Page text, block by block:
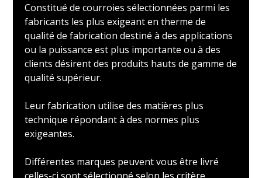
Constitué de courroies sélectionnées parmi les
fabricants les plus exigeant en therme de
qualité de fabrication destiné à des applications
ou la puissance est plus importante ou à des
clients désirent des produits hauts de gamme de
qualité supérieur.
Leur fabrication utilise des matières plus
technique répondant à des normes plus
exigeantes.
Différentes marques peuvent vous être livré